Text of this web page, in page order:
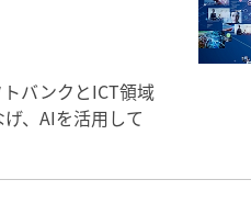
バンクとICT領域
、AIを活用して